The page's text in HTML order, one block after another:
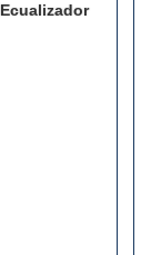
Ecualizador